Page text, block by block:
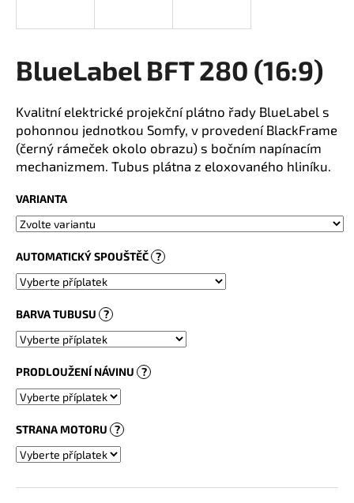
BlueLabel BFT 280 (16:9)
Kvalitní elektrické projekční plátno řady BlueLabel s
pohonnou jednotkou Somfy, v provedení BlackFrame
(černý rámeček okolo obrazu) s bočním napínacím
mechanizmem. Tubus plátna z eloxovaného hliníku.
VARIANTA
AUTOMATICKÝ SPOUŠTĚČ ?
BARVA TUBUSU ?
PRODLOUŽENÍ NÁVINU ?
STRANA MOTORU ?
í
t
?